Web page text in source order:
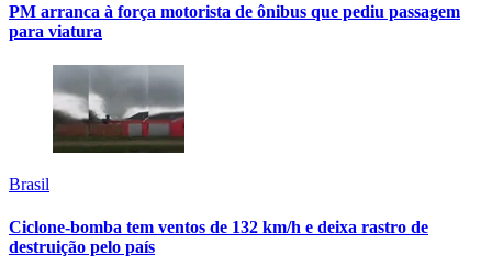
PM arranca à força motorista de ônibus que pediu passagem
para viatura
Brasil
Ciclone-bomba tem ventos de 132 km/h e deixa rastro de
destruição pelo país